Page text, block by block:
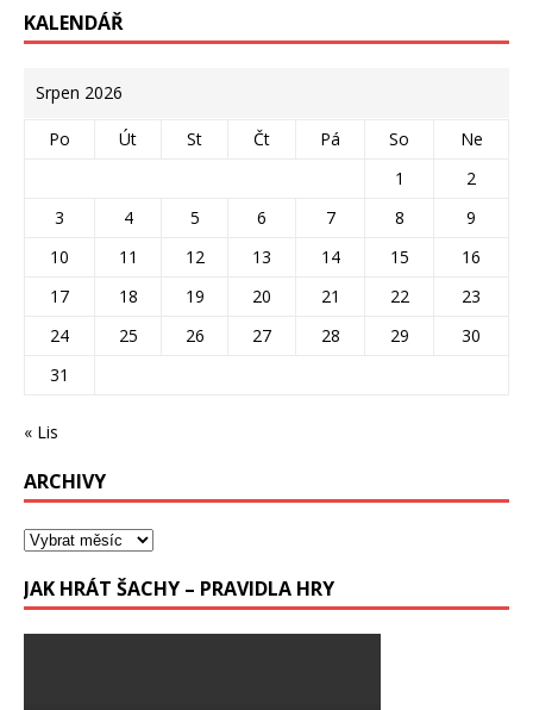
KALENDÁŘ
Srpen 2026
Po Út St Čt Pá So
Ne
1
2
3
4 5 6 7 8
9
10
11 12 13 14 15
16
17
18 19 20 21 22
23
24
25 26 27 28 29
30
31
« Lis
ARCHIVY
JAK HRÁT ŠACHY – PRAVIDLA HRY